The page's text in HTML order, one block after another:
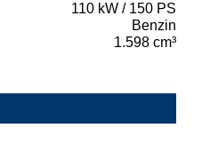
110 kW / 150 PS
Benzin
1.598 cm³